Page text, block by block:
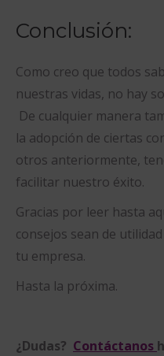
Conclusión:
Como creo que todos
nuestras vidas, no hay
De cualquier manera
la adopción de ciertas
otros anteriormente,
facilitar nuestro éxito.
Gracias por leer hasta
consejos sean de
tu empresa.
Hasta la próxima.
¿Dudas? Contáctanos